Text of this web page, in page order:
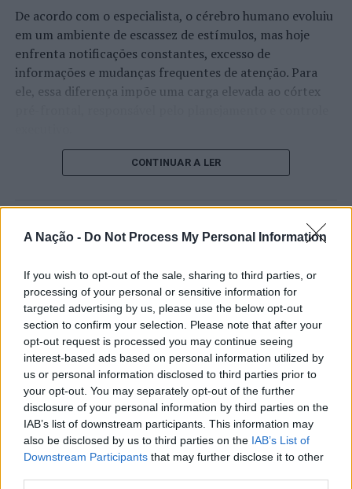
A Nação - Do Not Process My Personal Information
If you wish to opt-out of the sale, sharing to third parties, or
processing of your personal or sensitive information for
targeted advertising by us, please use the below opt-out
section to confirm your selection. Please note that after your
opt-out request is processed you may continue seeing
interest-based ads based on personal information utilized by
us or personal information disclosed to third parties prior to
your opt-out. You may separately opt-out of the further
disclosure of your personal information by third parties on the
IAB’s list of downstream participants. This information may
also be disclosed by us to third parties on the IAB’s List of
Downstream Participants that may further disclose it to other
De acordo com o especialista, o cérebro humano evoluiu
em um ambiente de escassez de estímulos, mas hoje
enfrenta notificações constantes, excesso de
informações e mudanças frequentes de atenção. Para
ele, essa diferença impõe uma carga elevada ao córtex
O pesquisador afirma que plataformas digitais também
tarefas inacabadas permanecem ativas na memória e
prolongado pode elevar os níveis de cortisol e
prejudicar o desempenho cognitivo.
Fabiano de Abreu Agrela Rodrigues ressalta que não há
evidências de que o ambiente digital provoque mudanças
genéticas na espécie humana. A adaptação observada,
afirma, ocorre por meio da neuroplasticidade, processo
pelo qual os circuitos neurais se reorganizam em
resposta às experiências.
“O principal desafio é preservar a capacidade de reflexão
profunda em um contexto marcado pela abundância de
CONTINUAR A LER
ATUALIDADE
regressou ao circuito ATP com
vitória do francês Luca Van Assche
Publicado 3 dias atrás on 07/08/2026
Por Ígor Lopes
O “Millennium Estoril Open 2026” decorreu entre os
dias 18 e 26 de julho, no Clube de Ténis do Estoril, em
Cascais, a oeste de Lisboa, assinalando o regresso da
competição ao circuito “ATP Tour” na categoria “ATP